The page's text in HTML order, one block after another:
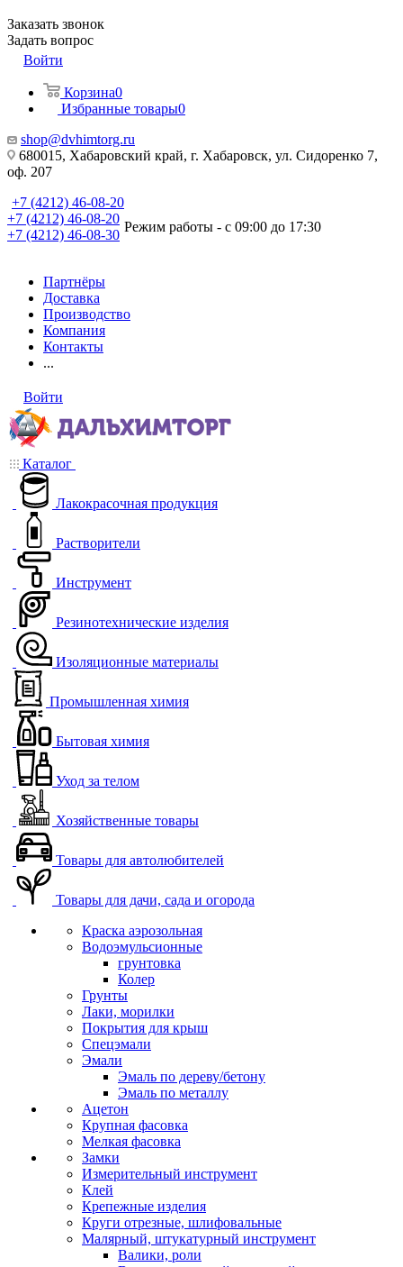
Заказать звонок
Задать вопрос
Войти
Корзина0
Избранные товары0
shop@dvhimtorg.ru
680015, Хабаровский край, г. Хабаровск, ул. Сидоренко 7,
оф. 207
+7 (4212) 46-08-20
+7 (4212) 46-08-20
+7 (4212) 46-08-30
Режим работы - с 09:00 до 17:30
Партнёры
Доставка
Производство
Компания
Контакты
...
Войти
Каталог
Лакокрасочная продукция
Растворители
Инструмент
Резинотехнические изделия
Изоляционные материалы
Промышленная химия
Бытовая химия
Уход за телом
Хозяйственные товары
Товары для автолюбителей
Товары для дачи, сада и огорода
Краска аэрозольная
Водоэмульсионные
грунтовка
Колер
Грунты
Лаки, морилки
Покрытия для крыш
Спецэмали
Эмали
Эмаль по дереву/бетону
Эмаль по металлу
Ацетон
Крупная фасовка
Мелкая фасовка
Замки
Измерительный инструмент
Клей
Крепежные изделия
Круги отрезные, шлифовальные
Малярный, штукатурный инструмент
Валики, роли